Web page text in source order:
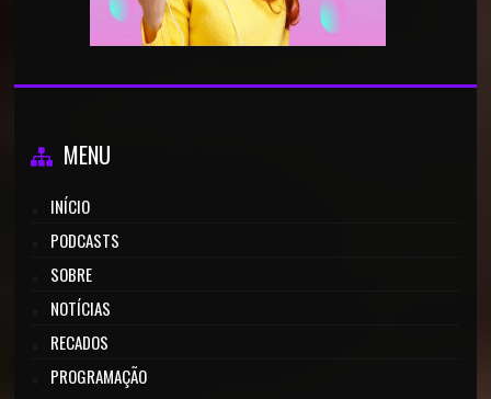
MENU
INÍCIO
PODCASTS
SOBRE
NOTÍCIAS
RECADOS
PROGRAMAÇÃO